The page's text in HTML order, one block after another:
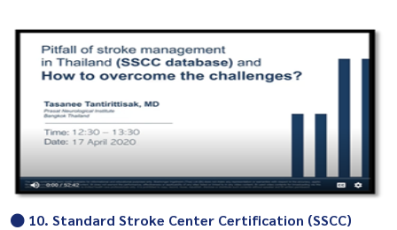
10. Standard Stroke Center Certification (SSCC)